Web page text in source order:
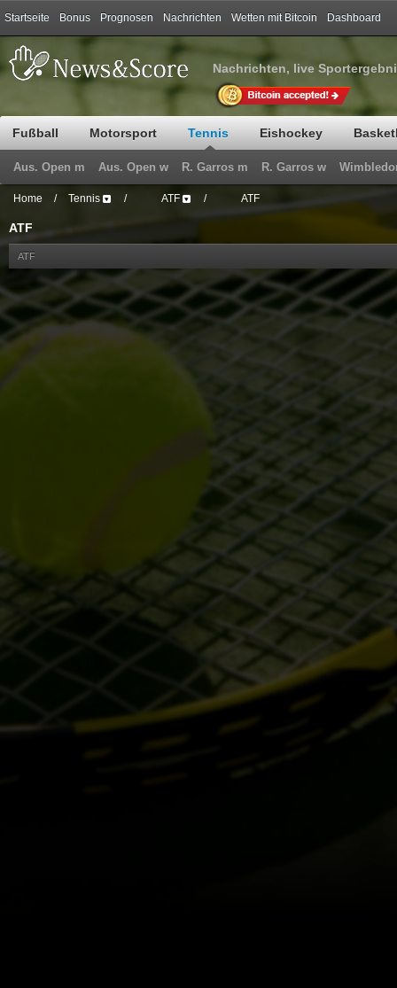
Startseite Bonus Prognosen Nachrichten Wetten mit Bitcoin Dashboard
Nachrichten, live
Fußball Motorsport Tennis Eishockey
Aus. Open m Aus. Open w R. Garros m R. Garros w
Home / Tennis / ATF / ATF
ATF
ATF